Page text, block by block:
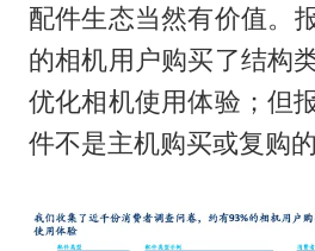
配件生态当然有价值。
的相机用户购买了结构
优化相机使用体验；但
件不是主机购买或复购